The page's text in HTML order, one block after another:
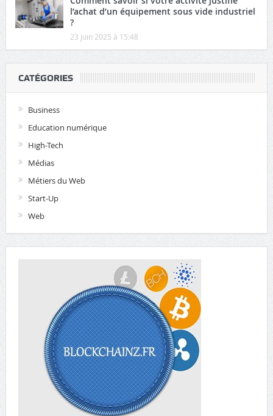
l’achat d’un équipement sous vide industriel
?
23 juin 2025 à 15:48
CATÉGORIES
Business
Education numérique
High-Tech
Médias
Métiers du Web
Start-Up
Web